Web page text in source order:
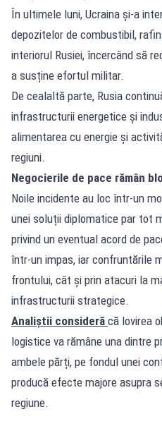
În ultimele luni, Ucraina și-a
depozitelor de combustibil,
interiorul Rusiei, încercând să
a susține efortul militar.
De cealaltă parte, Rusia
infrastructurii energetice și
alimentarea cu energie și
regiuni.
Negocierile de pace rămân
Noile incidente au loc într-un
unei soluții diplomatice par tot
privind un eventual acord de
într-un impas, iar confruntările
frontului, cât și prin atacuri la
infrastructurii strategice.
Analiștii consideră că lovirea
logistice va rămâne una dintre
ambele părți, pe fondul unei
producă efecte majore asupra
regiune.